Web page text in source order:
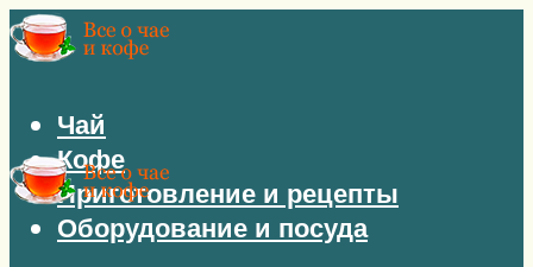
Чай
Кофе
Приготовление и рецепты
Оборудование и посуда